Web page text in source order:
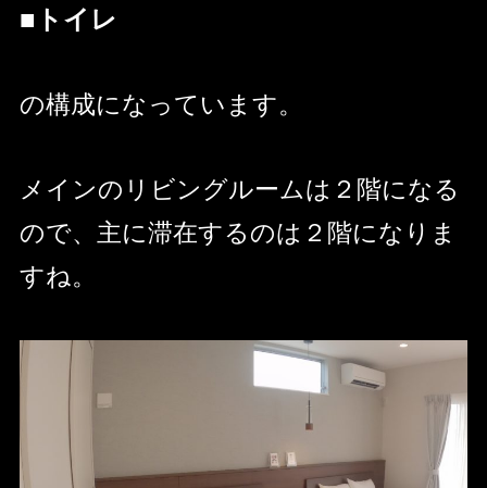
■トイレ
の構成になっています。
メインのリビングルームは２階になる
ので、主に滞在するのは２階になりま
すね。